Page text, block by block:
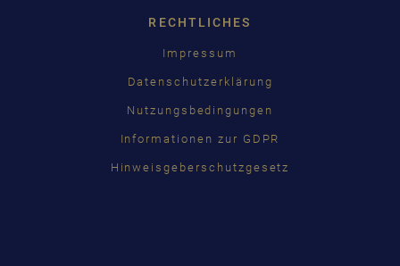
RECHTLICHES
Impressum
Datenschutzerklärung
Nutzungsbedingungen
Informationen zur GDPR
Hinweisgeberschutzgesetz